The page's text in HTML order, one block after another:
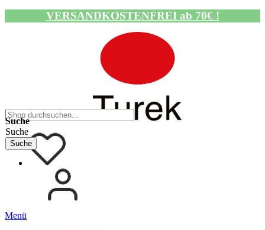
VERSANDKOSTENFREI ab 70€ !
Navigation umschalten
Suche
Suche
Suche
Menü